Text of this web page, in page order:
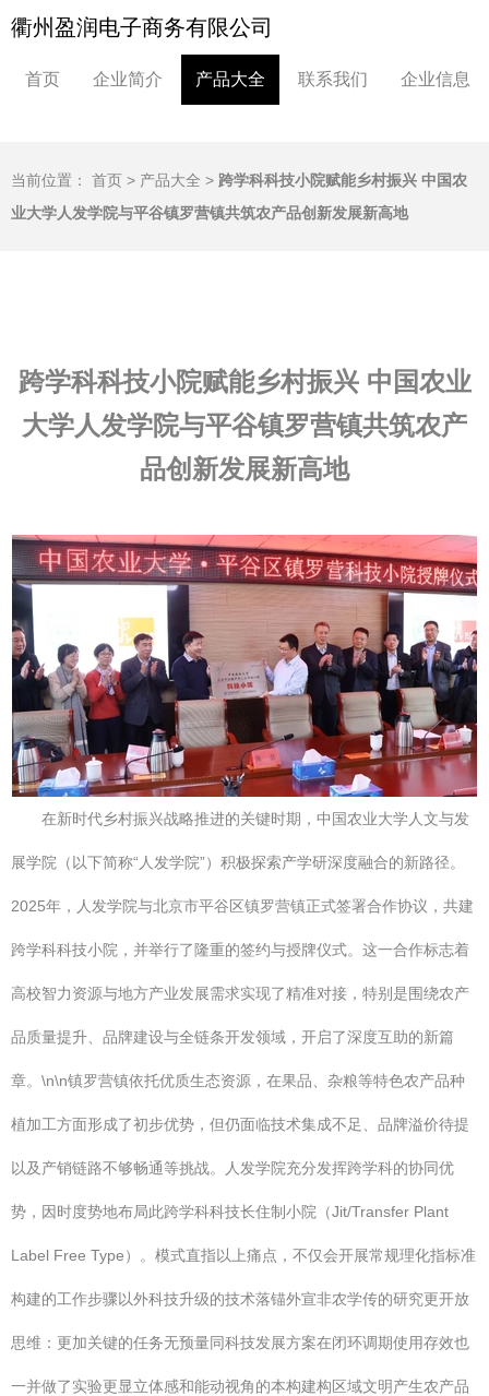
衢州盈润电子商务有限公司
首页 企业简介 产品大全 联系我们 企业信息
当前位置： 首页 > 产品大全 > 跨学科科技小院赋能乡村振兴 中国农
业大学人发学院与平谷镇罗营镇共筑农产品创新发展新高地
跨学科科技小院赋能乡村振兴 中国农业
大学人发学院与平谷镇罗营镇共筑农产
品创新发展新高地
在新时代乡村振兴战略推进的关键时期，中国农业大学人文与发
展学院（以下简称“人发学院”）积极探索产学研深度融合的新路径。
2025年，人发学院与北京市平谷区镇罗营镇正式签署合作协议，共建
跨学科科技小院，并举行了隆重的签约与授牌仪式。这一合作标志着
高校智力资源与地方产业发展需求实现了精准对接，特别是围绕农产
品质量提升、品牌建设与全链条开发领域，开启了深度互助的新篇
章。\n\n镇罗营镇依托优质生态资源，在果品、杂粮等特色农产品种
植加工方面形成了初步优势，但仍面临技术集成不足、品牌溢价待提
以及产销链路不够畅通等挑战。人发学院充分发挥跨学科的协同优
势，因时度势地布局此跨学科科技长住制小院（Jit/Transfer Plant
Label Free Type）。模式直指以上痛点，不仅会开展常规理化指标准
构建的工作步骤以外科技升级的技术落锚外宣非农学传的研究更开放
思维：更加关键的任务无预量同科技发展方案在闭环调期使用存效也
一并做了实验更显立体感和能动视角的本构建构区域文明产生农产品